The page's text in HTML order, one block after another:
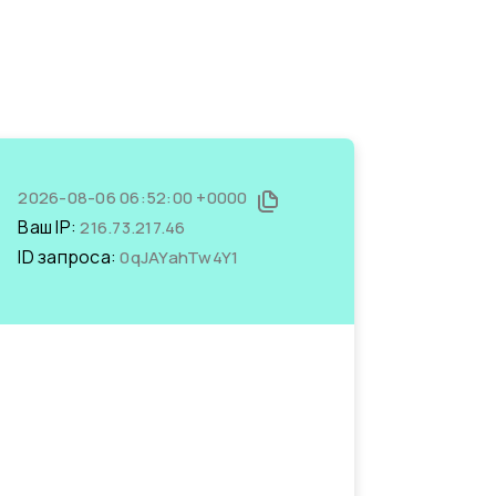
2026-08-06 06:52:00 +0000
Ваш IP:216.73.217.46
ID запроса:0qJAYahTw4Y1